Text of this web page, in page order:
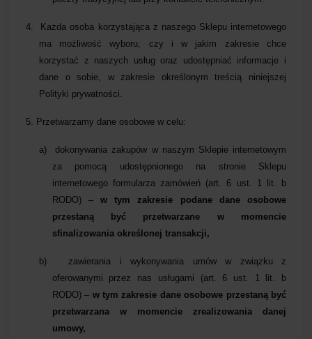
4.
Każda osoba korzystająca z naszego Sklepu internetowego
ma możliwość wyboru, czy i w jakim zakresie chce
korzystać z naszych usług oraz udostępniać informacje i
dane o sobie, w zakresie określonym treścią niniejszej
Polityki prywatności.
5. Przetwarzamy dane osobowe w celu:
a)
dokonywania zakupów w naszym Sklepie internetowym
za pomocą udostępnionego na stronie Sklepu
internetowego formularza zamówień (art. 6 ust. 1 lit. b
RODO) –w tym zakresie podane dane osobowe
przestaną być przetwarzane w momencie
sfinalizowania określonej transakcji,
b)
zawierania i wykonywania umów w związku z
oferowanymi przez nas usługami (art. 6 ust. 1 lit. b
RODO) – w tym zakresie dane osobowe przestaną być
przetwarzana w momencie zrealizowania danej
umowy,